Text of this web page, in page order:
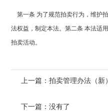
第一条 为了规范拍卖行为，维护
法权益，制定本法。第二条 本法适
拍卖活动。
上一篇：拍卖管理办法（新）
下一篇：没有了